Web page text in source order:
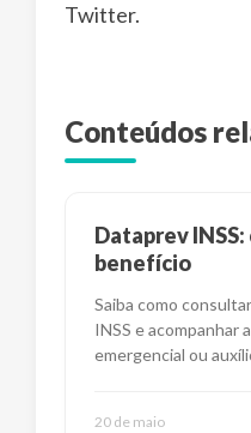
Twitter.
Conteúdos
Dataprev
benefício
Saiba como
INSS e acompanhar
emergencial ou
20 de maio